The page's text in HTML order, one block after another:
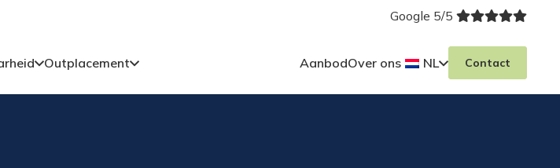
Google 5/5
Outplacement AanbodOver ons NL Contact